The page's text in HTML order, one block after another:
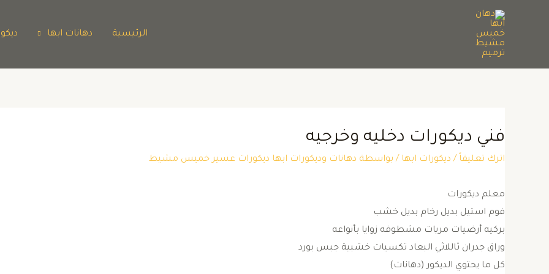
الرئيسية دهانات ابها
فني ديكورات دخليه وخرجيه
اترك تعليقاً / ديكورات ابها / بواسطة دهانات وديكورات ابها ديكورات عسير خميس مشيط
معلم ديكورات
فوم استيل بديل رخام بديل خشب
بركيه أرضيات مريات مشطوفه زوايا بأنواعه
وراق جدران ثاللاثي البعاد تكسيات خشبية جبس بورد
كل ما يحتوي الديكور (دهانات)